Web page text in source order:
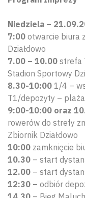
Niedziela –
7:00 otwarcie biura
Działdowo
7.00 – 10.00 strefa
Stadion Sportowy
8.30-10:00 1/4 –
T1/depozyty –
9:00-10:00 oraz
rowerów do strefy
Zbiornik Działdowo
10:00 zamknięcie
10.30 – start
12.00 – start
12:30 – odbiór